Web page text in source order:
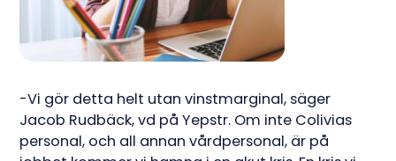
-Vi gör detta helt utan vinstmarginal, säger
Jacob Rudbäck, vd på Yepstr. Om inte Colivias
personal, och all annan vårdpersonal, är på